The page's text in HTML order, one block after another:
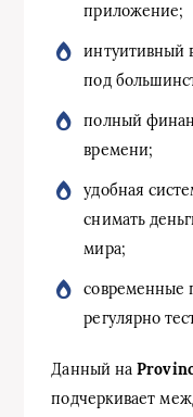
приложение;
интуитивный
под
полный
времени;
удобная
снимать
мира;
современные
регулярно
Данный на
подчеркивает